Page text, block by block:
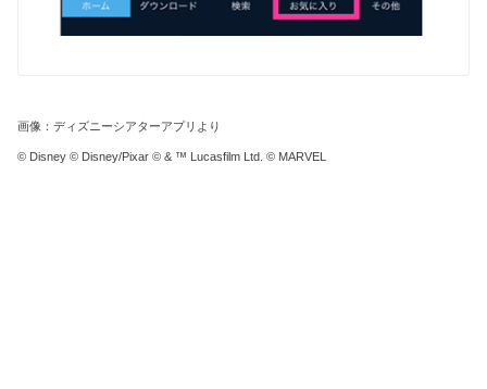
画像：ディズニーシアターアプリより
© Disney © Disney/Pixar © & ™ Lucasfilm Ltd. © MARVEL